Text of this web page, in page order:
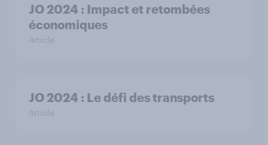
JO 2024 : Impact et retombées
économiques
Article
JO 2024 : Le défi des transports
Article